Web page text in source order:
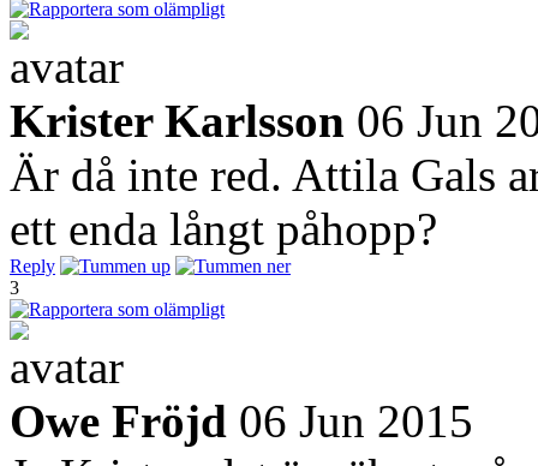
Krister Karlsson 06 Jun
Är då inte red. Attila Gals
ett enda långt påhopp?
Reply
3
Owe Fröjd 06 Jun 2015